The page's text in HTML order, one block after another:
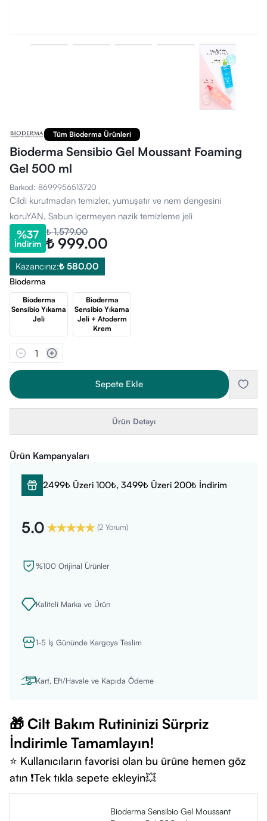
Tüm Bioderma Ürünleri
Bioderma Sensibio Gel Moussant Foaming
Gel 500 ml
Barkod: 8699956513720
Cildi kurutmadan temizler, yumuşatır ve nem dengesini
koruYAN, Sabun içermeyen nazik temizleme jeli
%37
İndirim
₺ 1,579.00
₺ 999.00
Kazancınız:₺ 580.00
Bioderma
Bioderma
Sensibio Yıkama
Jeli
Bioderma
Sensibio Yıkama
Jeli + Atoderm
Krem
1
Sepete Ekle
Ürün Detayı
Ürün Kampanyaları
2499₺ Üzeri 100₺, 3499₺ Üzeri 200₺ İndirim
5.0 (2 Yorum)
%100 Orijinal Ürünler
Kaliteli Marka ve Ürün
1-5 İş Gününde Kargoya Teslim
Kart, Eft/Havale ve Kapıda Ödeme
🎁 Cilt Bakım Rutininizi Sürpriz
İndirimle Tamamlayın!
⭐ Kullanıcıların favorisi olan bu ürüne hemen göz
atın ❗Tek tıkla sepete ekleyin💥
Bioderma Sensibio Gel Moussant